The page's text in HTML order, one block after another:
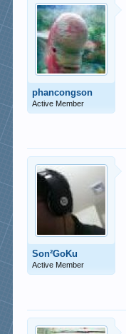
phancongson
Active Member
Son²GoKu
Active Member